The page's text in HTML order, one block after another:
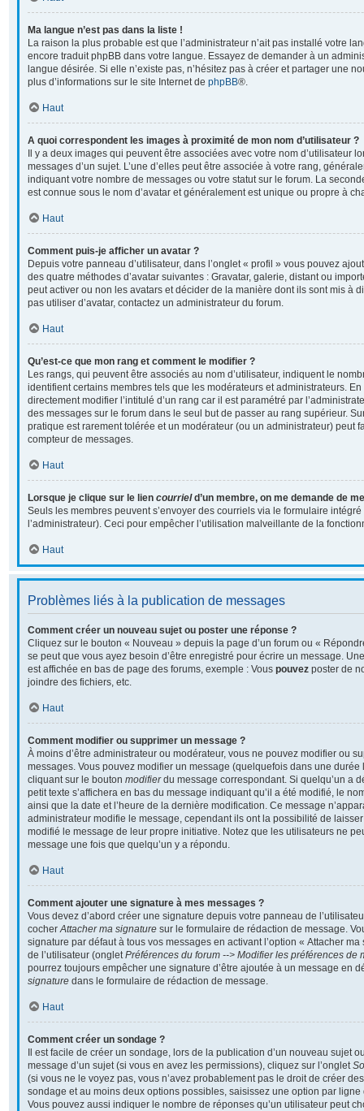
Ma langue n’est pas dans la liste !
La raison la plus probable est que l’administrateur n’ait pas installé votre
encore traduit phpBB dans votre langue. Essayez de demander à un
langue désirée. Si elle n’existe pas, n’hésitez pas à créer et partager une
plus d’informations sur le site Internet de phpBB®.
Haut
A quoi correspondent les images à proximité de mon nom d’utilisateur ?
Il y a deux images qui peuvent être associées avec votre nom d’utilisateur
messages d’un sujet. L’une d’elles peut être associée à votre rang,
indiquant votre nombre de messages ou votre statut sur le forum. La
est connue sous le nom d’avatar et généralement est unique ou propre à
Haut
Comment puis-je afficher un avatar ?
Depuis votre panneau d’utilisateur, dans l’onglet « profil » vous pouvez
des quatre méthodes d’avatar suivantes : Gravatar, galerie, distant ou
peut activer ou non les avatars et décider de la manière dont ils sont mis à
pas utiliser d’avatar, contactez un administrateur du forum.
Haut
Qu’est-ce que mon rang et comment le modifier ?
Les rangs, qui peuvent être associés au nom d’utilisateur, indiquent le
identifient certains membres tels que les modérateurs et administrateurs.
directement modifier l’intitulé d’un rang car il est paramétré par
des messages sur le forum dans le seul but de passer au rang supérieur.
pratique est rarement tolérée et un modérateur (ou un administrateur) peut
compteur de messages.
Haut
Lorsque je clique sur le lien courrield’un membre, on me demande de
Seuls les membres peuvent s’envoyer des courriels via le formulaire
l’administrateur). Ceci pour empêcher l’utilisation malveillante de la
Haut
Problèmes liés à la publication de messages
Comment créer un nouveau sujet ou poster une réponse ?
Cliquez sur le bouton « Nouveau » depuis la page d’un forum ou «
se peut que vous ayez besoin d’être enregistré pour écrire un message.
est affichée en bas de page des forums, exemple : Vous pouvez poster de
joindre des fichiers, etc.
Haut
Comment modifier ou supprimer un message ?
À moins d’être administrateur ou modérateur, vous ne pouvez modifier ou
messages. Vous pouvez modifier un message (quelquefois dans une
cliquant sur le bouton modifierdu message correspondant. Si quelqu’un a
petit texte s’affichera en bas du message indiquant qu’il a été modifié, le
ainsi que la date et l’heure de la dernière modification. Ce message
administrateur modifie le message, cependant ils ont la possibilité de
modifié le message de leur propre initiative. Notez que les utilisateurs ne
message une fois que quelqu’un y a répondu.
Haut
Comment ajouter une signature à mes messages ?
Vous devez d’abord créer une signature depuis votre panneau de
cocherAttacher ma signature sur le formulaire de rédaction de message.
signature par défaut à tous vos messages en activant l’option « Attacher
de l’utilisateur (ongletPréférences du forum --> Modifier les préférences de
pourrez toujours empêcher une signature d’être ajoutée à un message en
signature dans le formulaire de rédaction de message.
Haut
Comment créer un sondage ?
Il est facile de créer un sondage, lors de la publication d’un nouveau sujet
message d’un sujet (si vous en avez les permissions), cliquez sur l’onglet
(si vous ne le voyez pas, vous n’avez probablement pas le droit de créer
sondage et au moins deux options possibles, saisissez une option par
Vous pouvez aussi indiquer le nombre de réponses qu’un utilisateur peut